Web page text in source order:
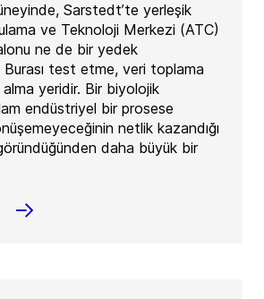
Sarstedt’te yerleşik
ve Teknoloji Merkezi (ATC)
ne de bir yedek
Burası test etme, veri toplama
yeridir. Bir biyolojik
endüstriyel bir prosese
netlik kazandığı
daha büyük bir